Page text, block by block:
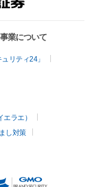
業について
リティ24」
ラエ）
し対策